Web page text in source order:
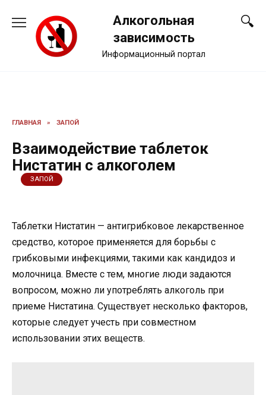
содержанию
Алкогольная
зависимость
Информационный портал
ГЛАВНАЯ » ЗАПОЙ
Взаимодействие таблеток
Нистатин с алкоголем
ЗАПОЙ
Таблетки Нистатин — антигрибковое лекарственное
средство, которое применяется для борьбы с
грибковыми инфекциями, такими как кандидоз и
молочница. Вместе с тем, многие люди задаются
вопросом, можно ли употреблять алкоголь при
приеме Нистатина. Существует несколько факторов,
которые следует учесть при совместном
использовании этих веществ.